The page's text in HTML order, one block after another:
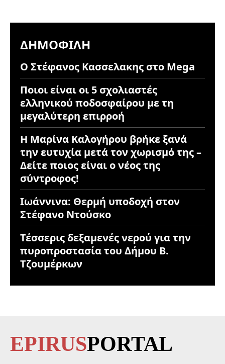
ΔΗΜΟΦΙΛΉ
Ο Στέφανος Κασσελακης στο Mega
Ποιοι είναι οι 5 σχολιαστές
ελληνικού ποδοσφαίρου με τη
μεγαλύτερη επιρροή
Η Μαρίνα Καλογήρου βρήκε ξανά
την ευτυχία μετά τον χωρισμό της –
Δείτε ποιος είναι ο νέος της
σύντροφος!
Ιωάννινα: Θερμή υποδοχή στον
Στέφανο Ντούσκο
Τέσσερις δεξαμενές νερού για την
πυροπροστασία του Δήμου Β.
Τζουμέρκων
EPIRUSPORTAL